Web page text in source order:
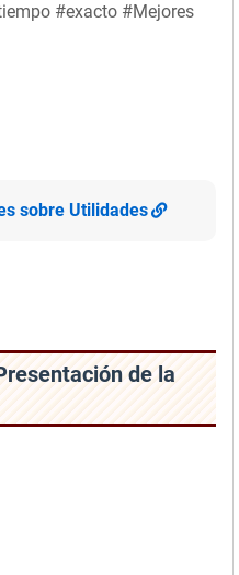
#exacto #Mejores
sobre Utilidades
de la